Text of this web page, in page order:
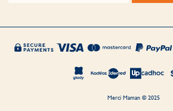
Merci Maman © 2025